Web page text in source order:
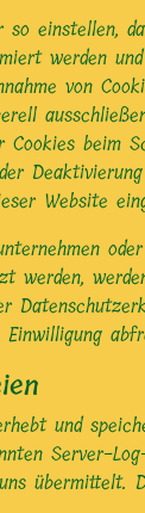
einstellen,
werden
von
Cookies beim
Website
werden,
und
Server-
übermittelt.